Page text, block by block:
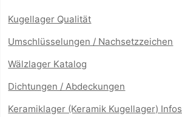
Kugellager Qualität
Umschlüsselungen / Nachsetzzeichen
Wälzlager Katalog
Dichtungen / Abdeckungen
Keramiklager (Keramik Kugellager) Infos